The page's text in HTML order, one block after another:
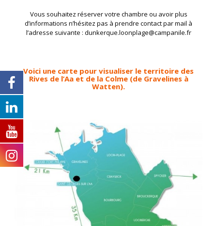
Vous souhaitez réserver votre chambre ou avoir plus
d’informations n’hésitez pas à prendre contact par mail à
l’adresse suivante : dunkerque.loonplage@campanile.fr
Voici une carte pour visualiser le territoire des
Rives de l’Aa et de la Colme(de Gravelines à
Watten).